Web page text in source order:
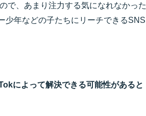
で、あまり注力する気になれなかった
少年などの子たちにリーチできるSNS
によって解決できる可能性があると